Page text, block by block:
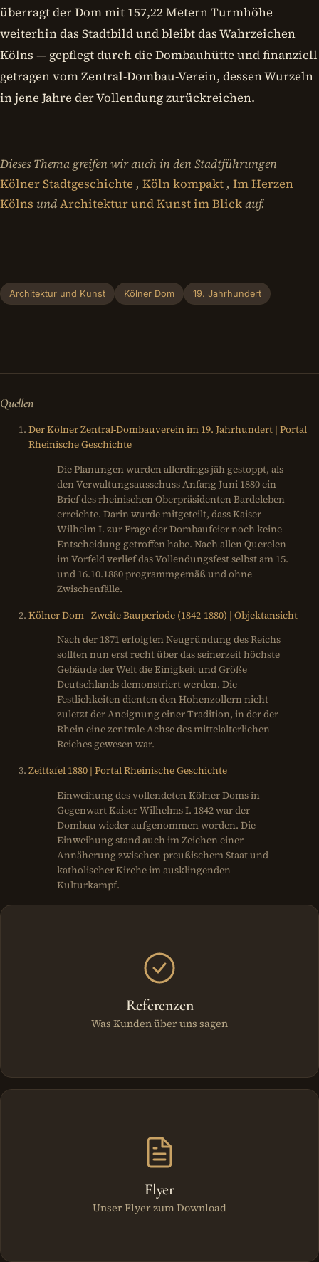
überragt der Dom mit 157,22 Metern Turmhöhe
weiterhin das Stadtbild und bleibt das Wahrzeichen
Kölns — gepflegt durch die Dombauhütte und finanziell
getragen vom Zentral-Dombau-Verein, dessen Wurzeln
in jene Jahre der Vollendung zurückreichen.
Dieses Thema greifen wir auch in den Stadtführungen
Kölner Stadtgeschichte , Köln kompakt , Im Herzen
Kölns undArchitektur und Kunst im Blickauf.
Architektur und Kunst Kölner Dom 19. Jahrhundert
Quellen
Der Kölner Zentral-Dombauverein im 19. Jahrhundert | Portal
Rheinische Geschichte
Die Planungen wurden allerdings jäh gestoppt, als
den Verwaltungsausschuss Anfang Juni 1880 ein
Brief des rheinischen Oberpräsidenten Bardeleben
erreichte. Darin wurde mitgeteilt, dass Kaiser
Wilhelm I. zur Frage der Dombaufeier noch keine
Entscheidung getroffen habe. Nach allen Querelen
im Vorfeld verlief das Vollendungsfest selbst am 15.
und 16.10.1880 programmgemäß und ohne
Zwischenfälle.
Kölner Dom - Zweite Bauperiode (1842-1880) | Objektansicht
Nach der 1871 erfolgten Neugründung des Reichs
sollten nun erst recht über das seinerzeit höchste
Gebäude der Welt die Einigkeit und Größe
Deutschlands demonstriert werden. Die
Festlichkeiten dienten den Hohenzollern nicht
zuletzt der Aneignung einer Tradition, in der der
Rhein eine zentrale Achse des mittelalterlichen
Reiches gewesen war.
Zeittafel 1880 | Portal Rheinische Geschichte
Einweihung des vollendeten Kölner Doms in
Gegenwart Kaiser Wilhelms I. 1842 war der
Dombau wieder aufgenommen worden. Die
Einweihung stand auch im Zeichen einer
Annäherung zwischen preußischem Staat und
katholischer Kirche im ausklingenden
Kulturkampf.
Weitere Bereiche
Referenzen
Was Kunden über uns sagen
Flyer
Unser Flyer zum Download